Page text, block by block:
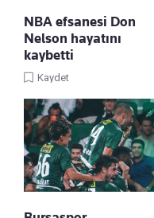
NBA efsanesi Don
Nelson hayatını
kaybetti
Kaydet